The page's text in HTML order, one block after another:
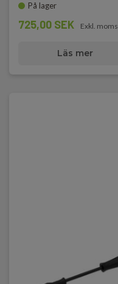
På lager
725,00 SEK Exkl. moms
Läs mer